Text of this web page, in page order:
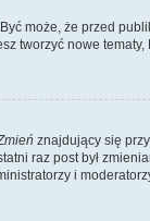
może, że przed
tworzyć nowe tematy,
znajdujący się
raz post był
i